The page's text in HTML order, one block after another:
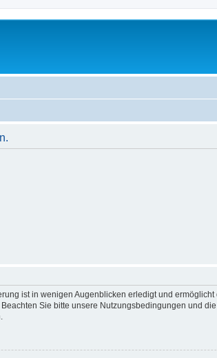
ist in wenigen Augenblicken erledigt und
Sie bitte unsere Nutzungsbedingungen und